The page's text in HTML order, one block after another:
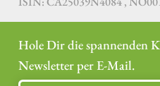
Hole Dir die spannenden
Newsletter per E-Mail.